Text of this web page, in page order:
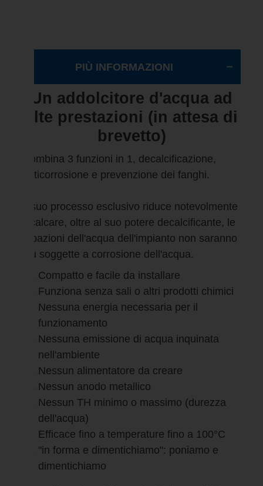
PIÙ INFORMAZIONI
Un addolcitore d'acqua ad
alte prestazioni (in attesa di
brevetto)
Combina 3 funzioni in 1, decalcificazione,
anticorrosione e prevenzione dei fanghi.
Il suo processo esclusivo riduce notevolmente
il calcare, oltre al suo potere decalcificante, le
tubazioni dell'acqua dell'impianto non saranno
più soggette a corrosione dell'acqua.
Compatto e facile da installare
Funziona senza sali o altri prodotti chimici
Nessuna energia necessaria per il
funzionamento
Nessuna emissione di acqua inquinata
nell'ambiente
Nessun alimentatore da creare
Nessun anodo metallico
Nessun TH minimo o massimo (durezza
dell'acqua)
Efficace fino a temperature fino a 100°C
"in forma e dimentichiamo": poniamo e
dimentichiamo